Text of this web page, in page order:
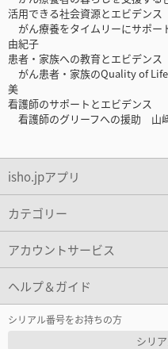
活用できる社会資源とエビデンス
がん療養をタイムリーにサポ
由紀子
患者・家族への教育とエビデンス
がん患者・家族のQuality of
美
看護師のサポートとエビデンス
看護師のグリーフへの援助 山
isho.jpアプリ
カテゴリー
アカウントサービス
ヘルプ＆ガイド
シリアル番号をお持ちの方
シリ